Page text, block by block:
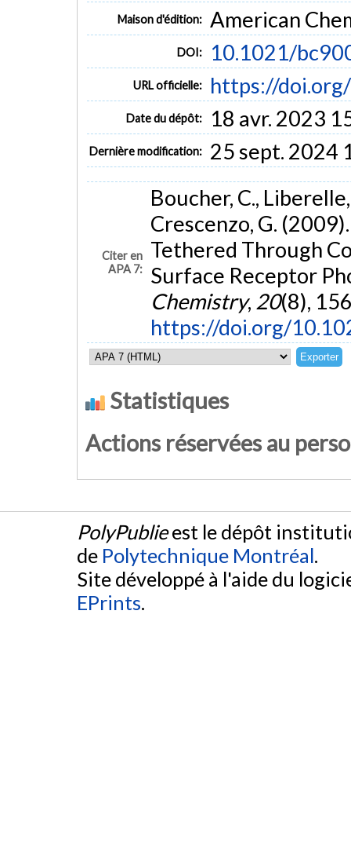
Maison d'édition: American
DOI: 10.1021/
URL officielle: https://
Date du dépôt: 18 avr. 2023
Dernière modification: 25 sept. 2024
Citer en
APA 7:
Boucher, C.,
Crescenzo, G.
Tethered Through
Surface Receptor
Chemistry, 20(8),
https://doi.org/
Statistiques
Actions réservées au
PolyPublieest le dépôt
de Polytechnique Montréal.
Site développé à l'aide du
EPrints.